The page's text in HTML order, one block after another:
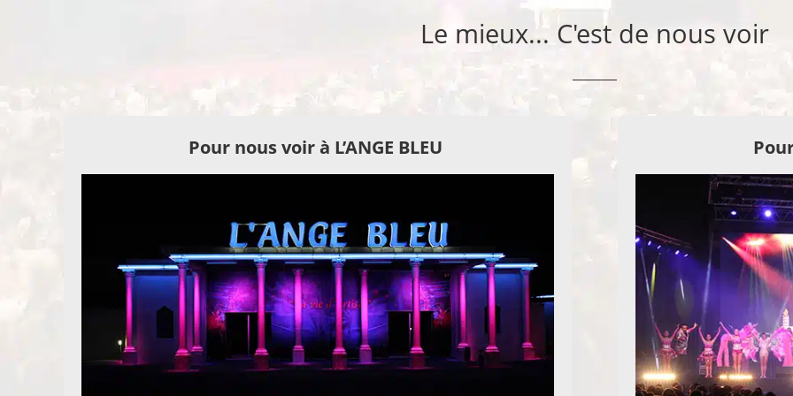
Le mieux... C'est de nous voir
Pour nous voir à L’ANGE BLEU